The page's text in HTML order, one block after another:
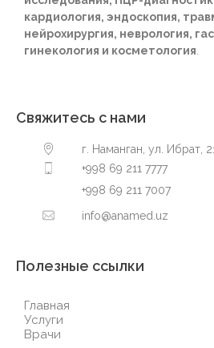
кардиология, эндоскопия,
нейрохирургия, неврология,
гинекология и косметология
Свяжитесь с нами
г. Наманган, ул. Ибрат,
+998 69 211 7777
+998 69 211 7007
info@anamed.uz
Полезные ссылки
Главная
Услуги
Врачи